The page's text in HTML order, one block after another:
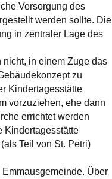
Versorgung des
werden sollte. Die
in zentraler Lage des
in einem Zuge das
zu
Kindertagesstätte
vorzuziehen, ehe dann
errichtet werden
Kindertagesstätte
Teil von St. Petri)
Über